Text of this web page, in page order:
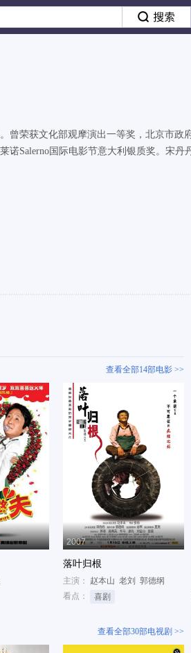
曾荣获文化部观摩演出一等奖，北京市政
诺Salerno国际电影节意大利银质奖。宋
查看全部14部电影 >>
2007
落叶归根
主演： 赵本山 老刘
郭德纲
看点：
喜剧
查看全部30部电视剧 >>